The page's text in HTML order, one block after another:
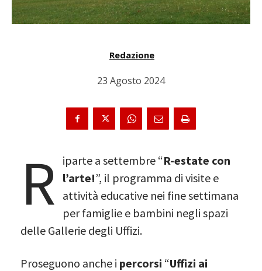
Redazione
23 Agosto 2024
R iparte a settembre “R-estate con
l’arte!”, il programma di visite e
attività educative nei fine settimana
per famiglie e bambini negli spazi
delle Gallerie degli Uffizi.
Proseguono anche i percorsi “Uffizi ai